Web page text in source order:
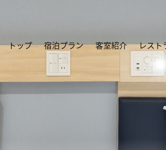
トップ 宿泊プラン 客室紹介 レスト